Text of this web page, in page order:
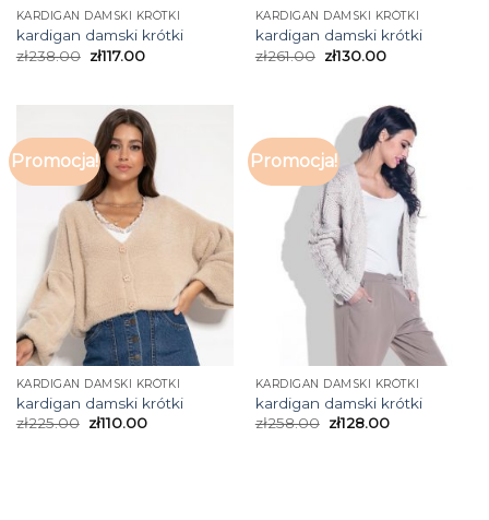
KARDIGAN DAMSKI KRÓTKI
kardigan damski krótki
zł238.00 zł117.00
KARDIGAN DAMSKI KRÓTKI
kardigan damski krótki
zł261.00 zł130.00
Promocja!
KARDIGAN DAMSKI KRÓTKI
kardigan damski krótki
zł225.00 zł110.00
Promocja!
KARDIGAN DAMSKI KRÓTKI
kardigan damski krótki
zł258.00 zł128.00